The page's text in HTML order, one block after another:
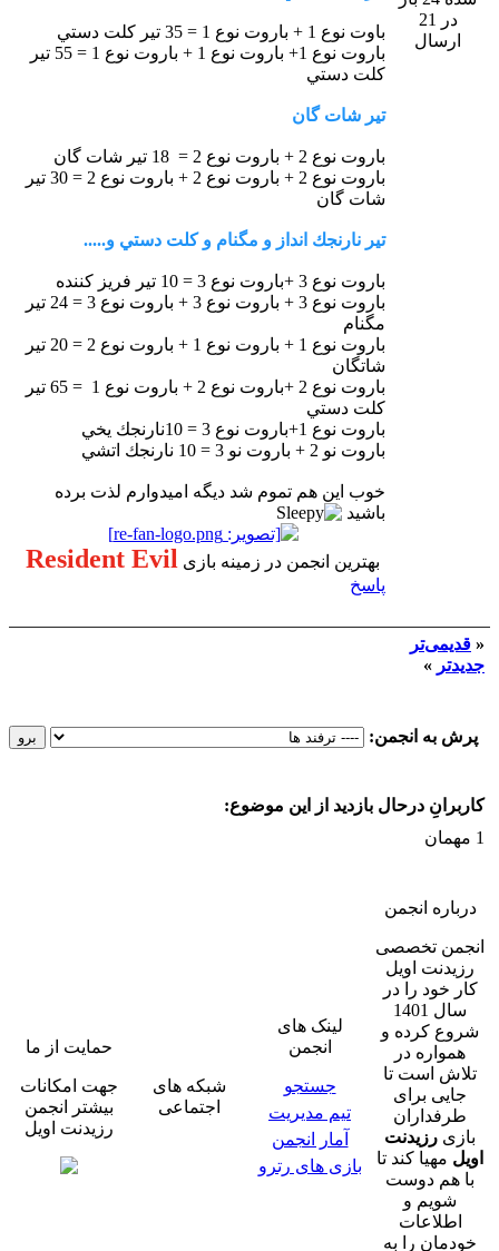
در 21
ارسال
باوت نوع 1 + باروت نوع 1 = 35 تير كلت دستي
باروت نوع 1+ باروت نوع 1 + باروت نوع 1 = 55 تير
كلت دستي
تير شات گان
باروت نوع 2 + باروت نوع 2 = 18 تير شات گان
باروت نوع 2 + باروت نوع 2 + باروت نوع 2 = 30 تير
شات گان
تير نارنجك انداز و مگنام و كلت دستي و.....
باروت نوع 3 +باروت نوع 3 = 10 تير فريز كننده
باروت نوع 3 + باروت نوع 3 + باروت نوع 3 = 24 تير
مگنام
باروت نوع 1 + باروت نوع 1 + باروت نوع 2 = 20 تير
شاتگان
باروت نوع 2 +باروت نوع 2 + باروت نوع 1 = 65 تير
كلت دستي
باروت نوع 1‌+باروت نوع 3 = 10نارنجك يخي
باروت نو 2 + باروت نو 3 = 10 نارنجك اتشي
خوب اين هم تموم شد ديگه اميدوارم لذت برده
باشيد
بهترین انجمن در زمینه بازی Resident Evil
پاسخ
« قدیمی‌تر
جدیدتر »
پرش به انجمن:
کاربرانِ درحال بازدید از این موضوع:
1 مهمان
درباره انجمن
انجمن تخصصی
رزیدنت اویل
کار خود را در
سال 1401
شروع کرده و
همواره در
تلاش است تا
جایی برای
طرفداران
بازی رزیدنت
اویل مهیا کند تا
با هم دوست
شویم و
اطلاعات
خودمان را به
لینک های
انجمن
جستجو
تیم مدیریت
آمار انجمن
بازی های رترو
شبکه های
اجتماعی
حمایت از ما
جهت امکانات
بیشتر انجمن
رزیدنت اویل